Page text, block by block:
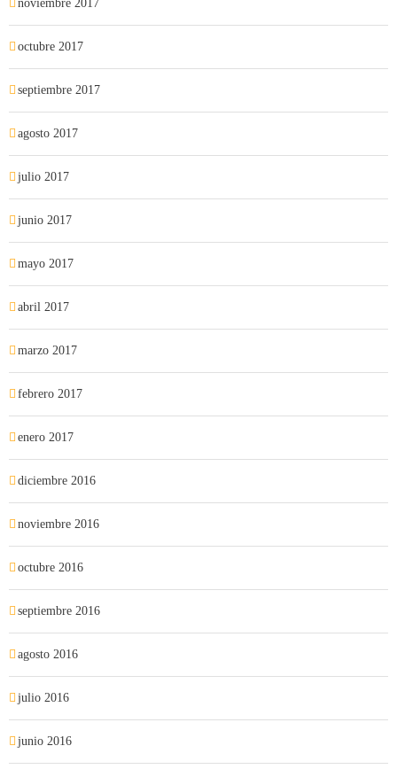
noviembre 2017
octubre 2017
septiembre 2017
agosto 2017
julio 2017
junio 2017
mayo 2017
abril 2017
marzo 2017
febrero 2017
enero 2017
diciembre 2016
noviembre 2016
octubre 2016
septiembre 2016
agosto 2016
julio 2016
junio 2016